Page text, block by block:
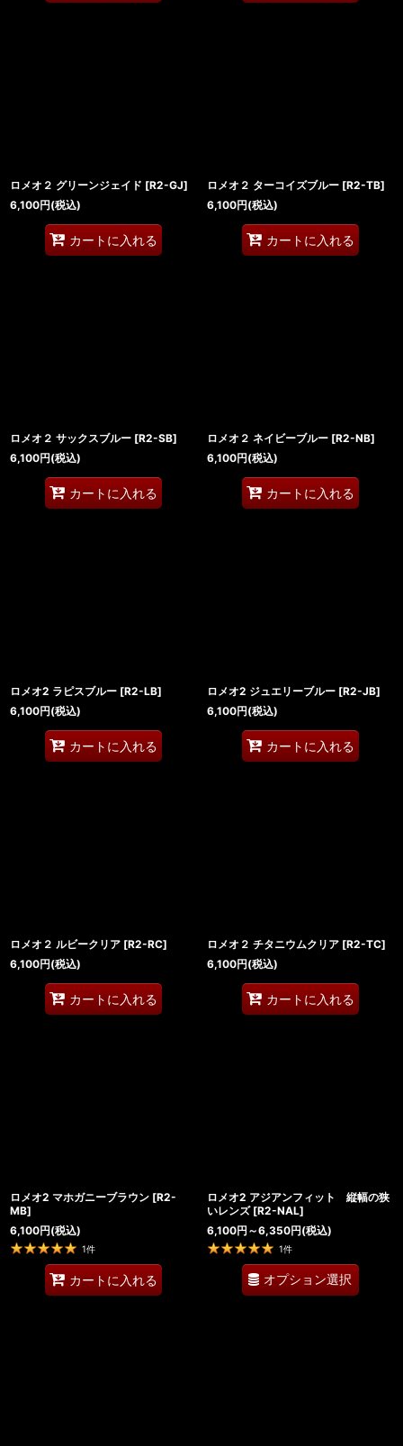
ロメオ２ グリーンジェイド [R2-GJ]
6,100円(税込)
カートに入れる
ロメオ２ ターコイズブルー [R2-TB]
6,100円(税込)
カートに入れる
ロメオ２ サックスブルー [R2-SB]
6,100円(税込)
カートに入れる
ロメオ２ ネイビーブルー [R2-NB]
6,100円(税込)
カートに入れる
ロメオ2 ラピスブルー [R2-LB]
6,100円(税込)
カートに入れる
ロメオ2 ジュエリーブルー [R2-JB]
6,100円(税込)
カートに入れる
ロメオ２ ルビークリア [R2-RC]
6,100円(税込)
カートに入れる
ロメオ２ チタニウムクリア [R2-TC]
6,100円(税込)
カートに入れる
ロメオ2 マホガニーブラウン [R2-
MB]
6,100円(税込)
1件
カートに入れる
ロメオ2 アジアンフィット 縦幅の狭
いレンズ [R2-NAL]
6,100円 ～6,350円(税込)
1件
オプション選択